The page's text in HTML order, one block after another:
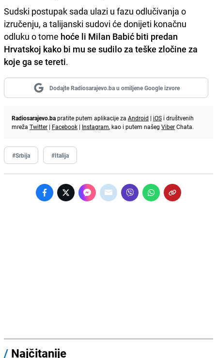
Sudski postupak sada ulazi u fazu odlučivanja o
izručenju, a talijanski sudovi će donijeti konačnu
odluku o tome hoće li Milan Babić biti predan
Hrvatskoj kako bi mu se sudilo za teške zločine za
koje ga se tereti.
Dodajte Radiosarajevo.ba u omiljene Google izvore
Radiosarajevo.bapratite putem aplikacije za Android | iOS i društvenih
mreža Twitter | Facebook | Instagram, kao i putem našeg ViberChata.
#Srbija #Italija
/ Najčitanije